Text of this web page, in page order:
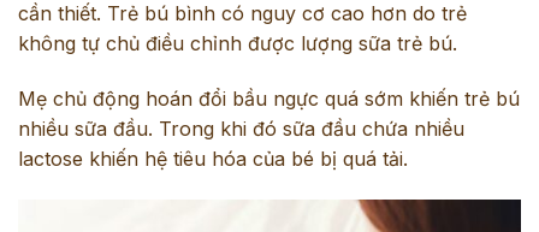
cần thiết. Trẻ bú bình có nguy cơ cao hơn do trẻ
không tự chủ điều chỉnh được lượng sữa trẻ bú.
Mẹ chủ động hoán đổi bầu ngực quá sớm khiến trẻ bú
nhiều sữa đầu. Trong khi đó sữa đầu chứa nhiều
lactose khiến hệ tiêu hóa của bé bị quá tải.